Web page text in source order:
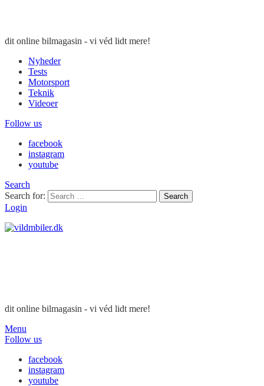
dit online bilmagasin - vi véd lidt mere!
Nyheder
Tests
Motorsport
Teknik
Videoer
Follow us
facebook
instagram
youtube
Search
Search for:
Search
Login
dit online bilmagasin - vi véd lidt mere!
Menu
Follow us
facebook
instagram
youtube